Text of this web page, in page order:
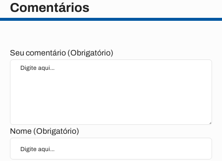
Comentários
Seu comentário (Obrigatório)
Nome (Obrigatório)